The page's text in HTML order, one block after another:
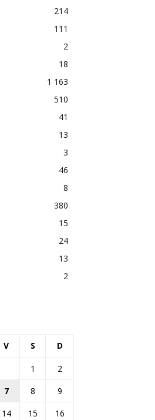
214
111
2
18
1 163
510
41
13
3
46
8
380
15
24
13
2
V S D
1
2
7 8
9
14 15
16